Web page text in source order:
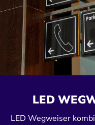
LED
LED Wegweiser